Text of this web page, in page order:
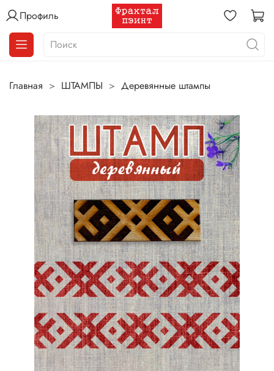
Профиль
Главная ШТАМПЫ Деревянные штампы